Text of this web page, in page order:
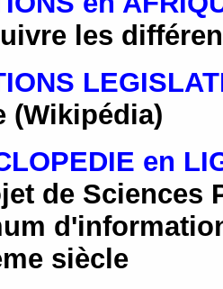
les
(Wikipédia)
en
de Sciences
siècle